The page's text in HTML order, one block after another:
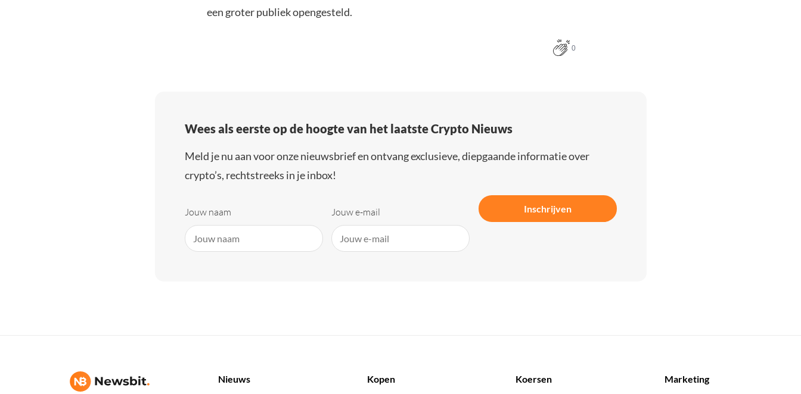
een groter publiek opengesteld.
0
Wees als eerste op de hoogte van het laatste Crypto Nieuws
Meld je nu aan voor onze nieuwsbrief en ontvang exclusieve, diepgaande informatie over
crypto’s, rechtstreeks in je inbox!
Jouw naam Jouw e-mail Inschrijven
Nieuws Kopen Koersen Marketing